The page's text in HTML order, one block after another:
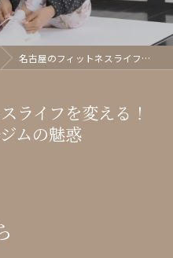
名古屋のフィットネスライフを変える！矢場町のパーソナルジムの魅惑
ライフを変える！
ムの魅惑